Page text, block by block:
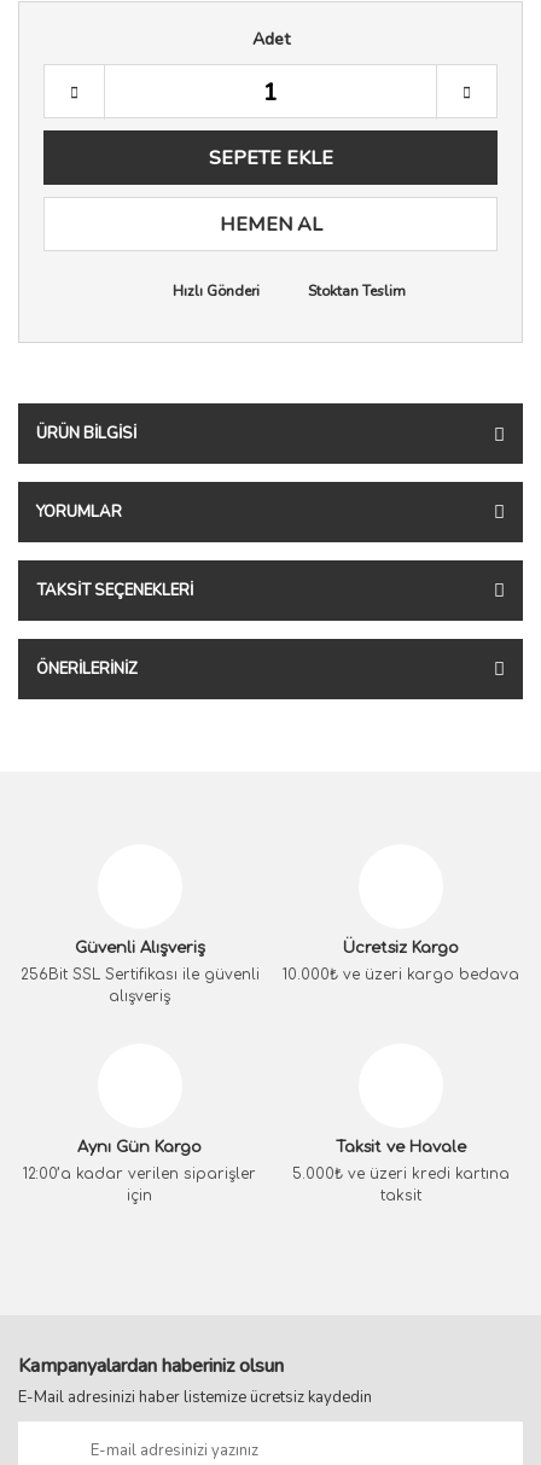
Adet
SEPETE EKLE
HEMEN AL
Hızlı Gönderi Stoktan Teslim
ÜRÜN BILGISI
YORUMLAR
TAKSIT SEÇENEKLERI
ÖNERILERINIZ
Güvenli Alışveriş
256Bit SSL Sertifikası ile güvenli
alışveriş
Ücretsiz Kargo
10.000₺ ve üzeri kargo bedava
Aynı Gün Kargo
12:00’a kadar verilen siparişler
için
Taksit ve Havale
5.000₺ ve üzeri kredi kartına
taksit
Kampanyalardan haberiniz olsun
E-Mail adresinizi haber listemize ücretsiz kaydedin